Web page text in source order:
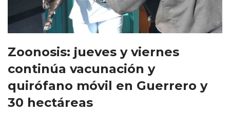
Zoonosis: jueves y viernes
continúa vacunación y
quirófano móvil en Guerrero y
30 hectáreas